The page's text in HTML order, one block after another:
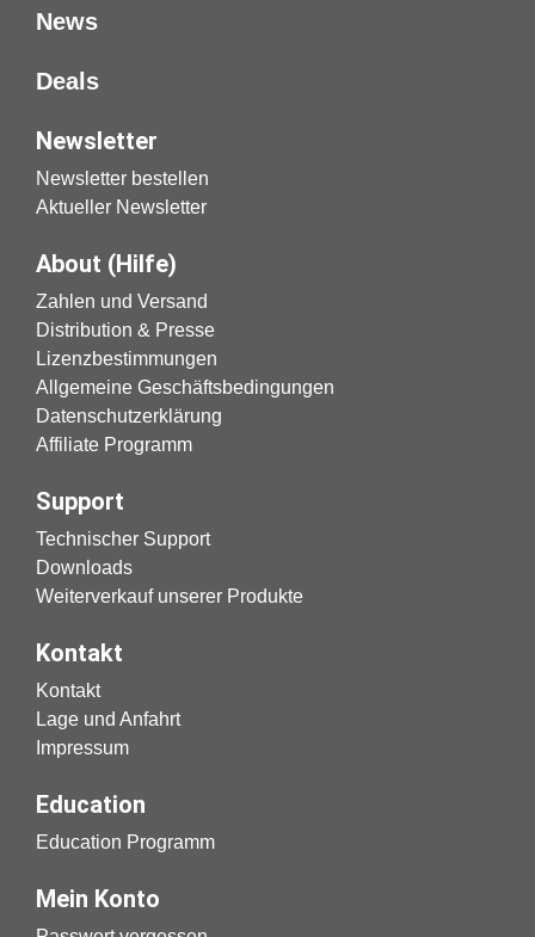
News
Deals
Newsletter
Newsletter bestellen
Aktueller Newsletter
About (Hilfe)
Zahlen und Versand
Distribution & Presse
Lizenzbestimmungen
Allgemeine Geschäftsbedingungen
Datenschutzerklärung
Affiliate Programm
Support
Technischer Support
Downloads
Weiterverkauf unserer Produkte
Kontakt
Kontakt
Lage und Anfahrt
Impressum
Education
Education Programm
Mein Konto